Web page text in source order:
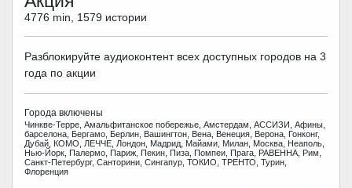
4776 min, 1579 истории
Разблокируйте аудиоконтент всех доступных городов на 3
года по акции
Города включены
Чинкве-Терре, Амальфитанское побережье, Амстердам, АССИЗИ, Афины,
барселона, Бергамо, Берлин, Вашингтон, Вена, Венеция, Верона, Гонконг,
Дубай, КОМО, ЛЕЧЧЕ, Лондон, Мадрид, Майами, Милан, Москва, Неаполь,
Нью-Йорк, Палермо, Париж, Пекин, Пиза, Помпеи, Прага, РАВЕННА, Рим,
Санкт-Петербург, Санторини, Сингапур, ТОКИО, ТРЕНТО, Турин,
Флоренция